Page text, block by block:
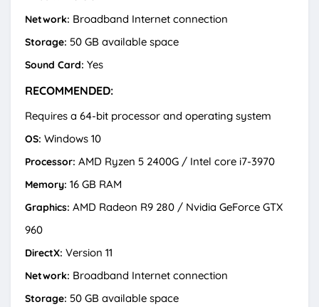
Network: Broadband Internet connection
Storage: 50 GB available space
Sound Card: Yes
RECOMMENDED:
Requires a 64-bit processor and operating system
OS: Windows 10
Processor: AMD Ryzen 5 2400G / Intel core i7-3970
Memory: 16 GB RAM
Graphics: AMD Radeon R9 280 / Nvidia GeForce GTX
960
DirectX: Version 11
Network: Broadband Internet connection
Storage: 50 GB available space